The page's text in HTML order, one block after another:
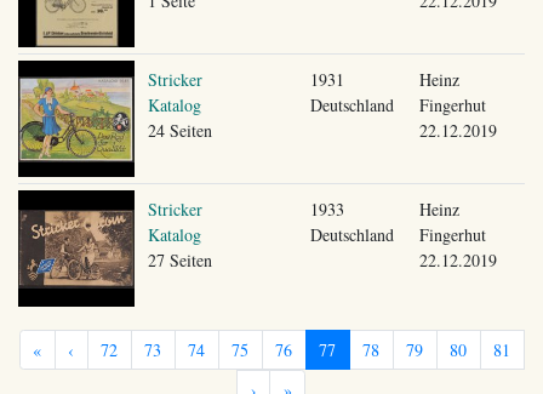
Stricker
Katalog
24 Seiten
1931
Deutschland
Heinz
Fingerhut
22.12.2019
Stricker
Katalog
27 Seiten
1933
Deutschland
Heinz
Fingerhut
22.12.2019
« ‹ 72 73 74 75 76 77 78 79 80
81
›
»